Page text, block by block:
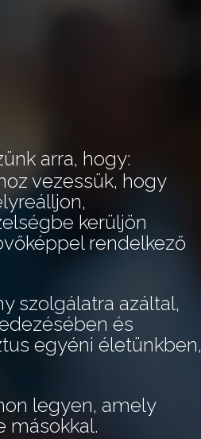
arra, hogy:
vezessük, hogy
kerüljön
rendelkező
szolgálatra azáltal,
és
egyéni életünkben,
legyen, amely
másokkal.